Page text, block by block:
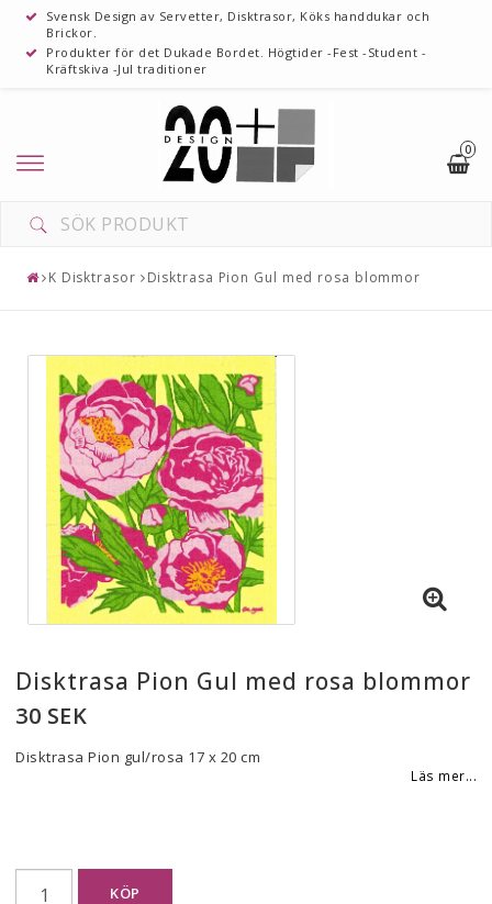
Svensk Design av Servetter, Disktrasor, Köks handdukar och
Brickor.
Produkter för det Dukade Bordet. Högtider -Fest -Student -
Kräftskiva -Jul traditioner
0
K Disktrasor Disktrasa Pion Gul med rosa blommor
Disktrasa Pion Gul med rosa blommor
30 SEK
Disktrasa Pion gul/rosa 17 x 20 cm
Läs mer...
KÖP